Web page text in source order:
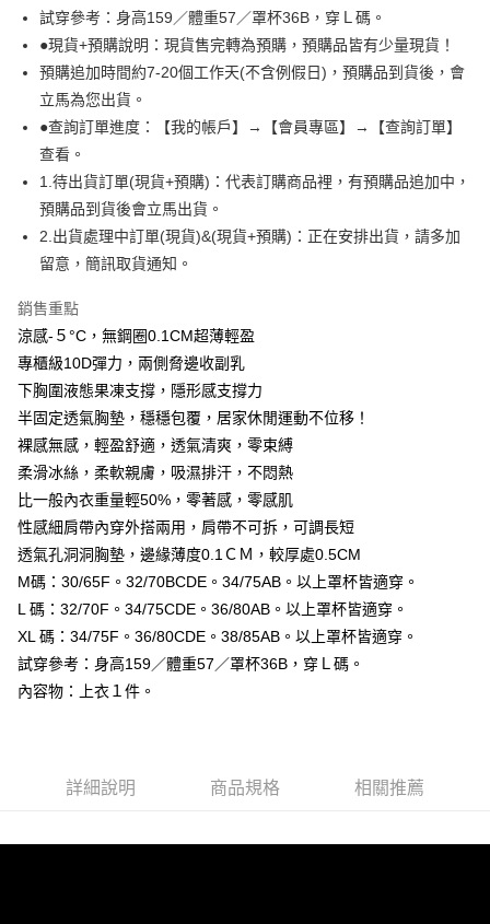
１．簡單：不需註冊會員、不需綁卡、不需儲值。
２．便利：只要手機號碼，簡訊認證，即可結帳。
３．安心：先確認商品／服務後，再付款。
【「AFTEE先享後付」結帳流程】
１．於結帳方式選擇「AFTEE先享後付」後，將跳轉至「AFTEE先享後付」
２．訂單成立數日內，您將收到繳費通知簡訊。
３．收到繳費通知簡訊後14天內，點擊此簡訊中的連結，可透過四大超商／
ATM／網路銀行／等多元方式進行付款，方視為交易完成。
※ 請注意：結帳手續完成當下不需立刻繳費，但若您需要取消訂單，請聯絡
購買商品的店家。未經商家同意取消之訂單仍視為有效，需透過AFTEE先享
後付繳納相關費用。
是否繳費成功／繳費後需取消欲退款等相關疑問，請聯繫「AFTEE先享後付
客戶支援中心」
【注意事項】
易，需依本服務之必要範圍內提供個人資料，並將交易相關給付款項請求債
權轉讓予恩沛科技股份有限公司。
２．關於個人資料處理事宜，請瀏覽以下網址：
https://aftee.tw/terms/#terms3
３．未成年的使用者請事先徵得法定代理人或監護人之同意方可使用
「AFTEE先享後付」，若未經同意申辦者引起之損失，本公司不負相關責
任。
４．使用「AFTEE先享後付」時，將依據個別帳號之用戶狀況，依本公司即
時審查核予不同之上限額度；若仍有額度不足之情形，本公司將視審查結果
請求用戶進行身份認證。
恩沛科技股份有限公司將有權停止該用戶之使用額度並採取法律行動。
運送方式
全家取貨付款
每筆NT$99,999
每筆NT$99,999
7-11取貨付款
每筆NT$99,999
每筆NT$99,999
每筆NT$99,999
國際空運 lnternational air parcel
試穿參考：身高159／體重57／罩杯36B，穿Ｌ碼。
●現貨+預購說明：現貨售完轉為預購，預購品皆有少量現貨！
預購追加時間約7-20個工作天(不含例假日)，預購品到貨後，會
立馬為您出貨。
●查詢訂單進度：【我的帳戶】→【會員專區】→【查詢訂單】
查看。
1.待出貨訂單(現貨+預購)：代表訂購商品裡，有預購品追加中，
預購品到貨後會立馬出貨。
2.出貨處理中訂單(現貨)&(現貨+預購)：正在安排出貨，請多加
留意，簡訊取貨通知。
銷售重點
涼感-５°C，無鋼圈0.1CM超薄輕盈
專櫃級10D彈力，兩側脅邊收副乳
下胸圍液態果凍支撐，隱形感支撐力
半固定透氣胸墊，穩穩包覆，居家休閒運動不位移！
裸感無感，輕盈舒適，透氣清爽，零束縛
柔滑冰絲，柔軟親膚，吸濕排汗，不悶熱
比一般內衣重量輕50%，零著感，零感肌
性感細肩帶內穿外搭兩用，肩帶不可拆，可調長短
透氣孔洞洞胸墊，邊緣薄度0.1ＣＭ，較厚處0.5CM
M碼：30/65F。32/70BCDE。34/75AB。以上罩杯皆適穿。
L 碼：32/70F。34/75CDE。36/80AB。以上罩杯皆適穿。
XL 碼：34/75F。36/80CDE。38/85AB。以上罩杯皆適穿。
試穿參考：身高159／體重57／罩杯36B，穿Ｌ碼。
內容物：上衣１件。
詳細說明 商品規格 相關推薦